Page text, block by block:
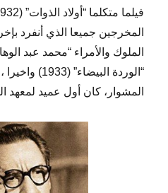
المخرجين جميعا الذي أنفرد
الملوك والأمراء “محمد عبد
“الوردة
المشوار، كان أول عميد لمعهد